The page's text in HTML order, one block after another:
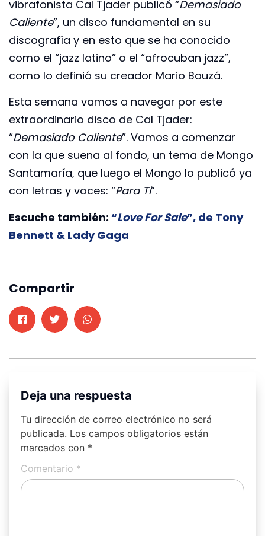
vibrafonista Cal Tjader publicó “Demasiado
Caliente”, un disco fundamental en su
discografía y en esto que se ha conocido
como el “jazz latino” o el “afrocuban jazz”,
como lo definió su creador Mario Bauzá.
Esta semana vamos a navegar por este
extraordinario disco de Cal Tjader:
“Demasiado Caliente”. Vamos a comenzar
con la que suena al fondo, un tema de Mongo
Santamaría, que luego el Mongo lo publicó ya
con letras y voces: “Para Ti”.
Escuche también: “Love For Sale”, de Tony
Bennett & Lady Gaga
Compartir
Deja una respuesta
Tu dirección de correo electrónico no será
publicada. Los campos obligatorios están
marcados con *
Comentario *